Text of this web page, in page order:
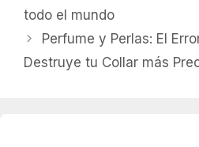
todo el mundo
Perfume y Perlas: El
Destruye tu Collar más